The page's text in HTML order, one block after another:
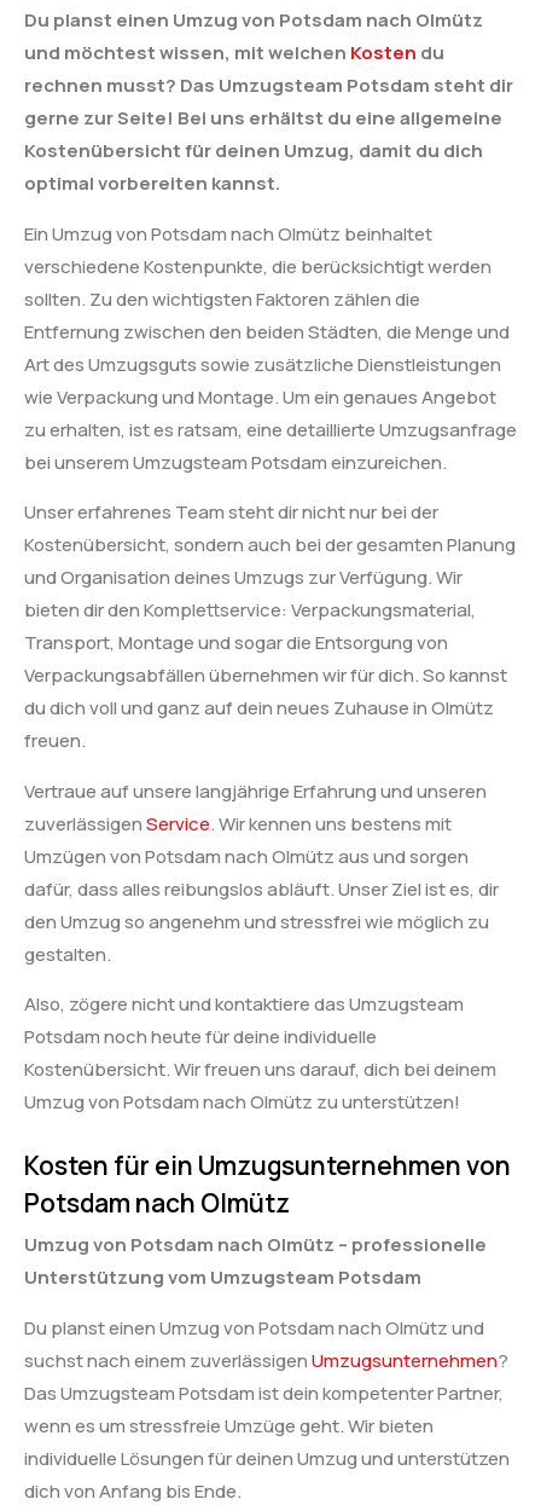
Du planst einen Umzug von Potsdam nach Olmütz
und möchtest wissen, mit welchen Kosten du
rechnen musst? Das Umzugsteam Potsdam steht dir
gerne zur Seite! Bei uns erhältst du eine allgemeine
Kostenübersicht für deinen Umzug, damit du dich
optimal vorbereiten kannst.
Ein Umzug von Potsdam nach Olmütz beinhaltet
verschiedene Kostenpunkte, die berücksichtigt werden
sollten. Zu den wichtigsten Faktoren zählen die
Entfernung zwischen den beiden Städten, die Menge und
Art des Umzugsguts sowie zusätzliche Dienstleistungen
wie Verpackung und Montage. Um ein genaues Angebot
zu erhalten, ist es ratsam, eine detaillierte Umzugsanfrage
bei unserem Umzugsteam Potsdam einzureichen.
Unser erfahrenes Team steht dir nicht nur bei der
Kostenübersicht, sondern auch bei der gesamten Planung
und Organisation deines Umzugs zur Verfügung. Wir
bieten dir den Komplettservice: Verpackungsmaterial,
Transport, Montage und sogar die Entsorgung von
Verpackungsabfällen übernehmen wir für dich. So kannst
du dich voll und ganz auf dein neues Zuhause in Olmütz
freuen.
Vertraue auf unsere langjährige Erfahrung und unseren
zuverlässigenService. Wir kennen uns bestens mit
Umzügen von Potsdam nach Olmütz aus und sorgen
dafür, dass alles reibungslos abläuft. Unser Ziel ist es, dir
den Umzug so angenehm und stressfrei wie möglich zu
gestalten.
Also, zögere nicht und kontaktiere das Umzugsteam
Potsdam noch heute für deine individuelle
Kostenübersicht. Wir freuen uns darauf, dich bei deinem
Umzug von Potsdam nach Olmütz zu unterstützen!
Kosten für ein Umzugsunternehmen von
Potsdam nach Olmütz
Umzug von Potsdam nach Olmütz – professionelle
Unterstützung vom Umzugsteam Potsdam
Du planst einen Umzug von Potsdam nach Olmütz und
suchst nach einem zuverlässigenUmzugsunternehmen?
Das Umzugsteam Potsdam ist dein kompetenter Partner,
wenn es um stressfreie Umzüge geht. Wir bieten
individuelle Lösungen für deinen Umzug und unterstützen
dich von Anfang bis Ende.